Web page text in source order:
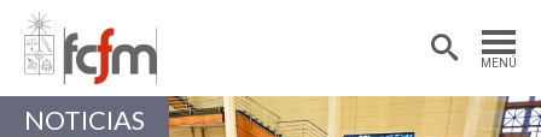
MENÚ
Estudiantes
Académicas/os
NOTICIAS